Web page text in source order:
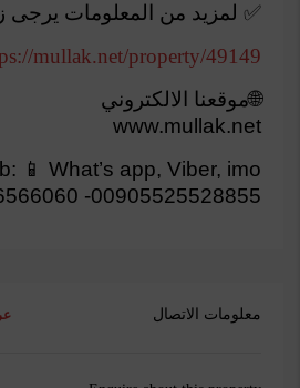
✅ لمزيد من المعلومات يرجى
mullak.net/property/49149
🌐موقعنا الالكتروني
www.mullak.net
📱 What’s app, Viber, imo
00905525528855- 009647726566060
معلومات الاتصال